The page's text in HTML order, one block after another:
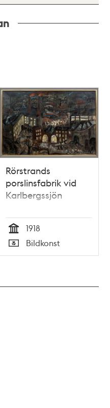
Rörstrands
porslinsfabrik vid
Karlbergssjön
Tid
1918
Typ
Bildkonst